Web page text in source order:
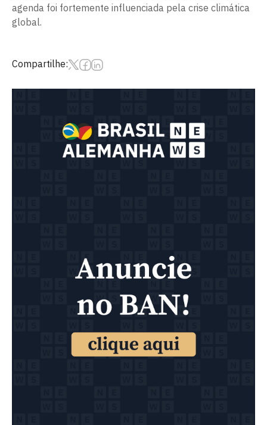
agenda foi fortemente influenciada pela crise climática
global.
Compartilhe: